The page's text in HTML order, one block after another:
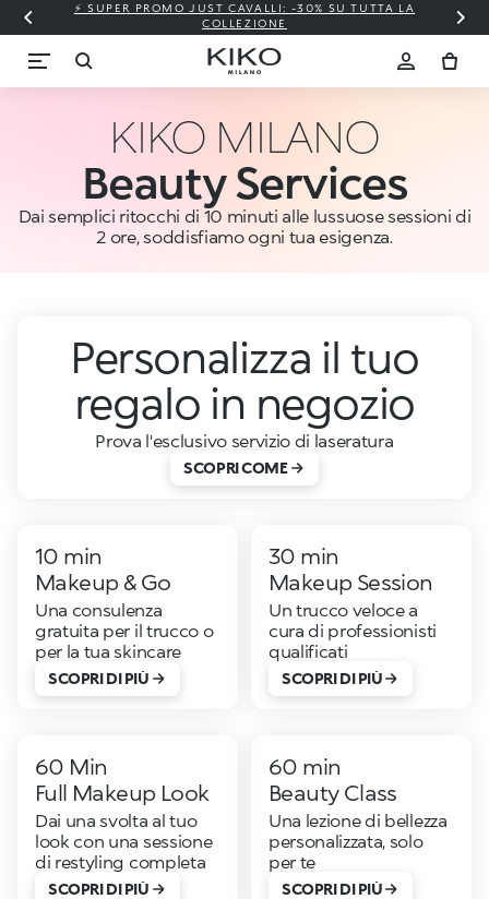
⚡ SUPER PROMO JUST CAVALLI: -30% SU TUTTA LA
COLLEZIONE
KIKO MILANO
Beauty Services
Dai semplici ritocchi di 10 minuti alle lussuose sessioni di
2 ore, soddisfiamo ogni tua esigenza.
Personalizza il tuo
regalo in negozio
Prova l'esclusivo servizio di laseratura
SCOPRI COME
10 min
Makeup & Go
Una consulenza
gratuita per il trucco o
per la tua skincare
SCOPRI DI PIÙ
30 min
Makeup Session
Un trucco veloce a
cura di professionisti
qualificati
SCOPRI DI PIÙ
60 Min
Full Makeup Look
Dai una svolta al tuo
look con una sessione
di restyling completa
SCOPRI DI PIÙ
60 min
Beauty Class
Una lezione di bellezza
personalizzata, solo
per te
SCOPRI DI PIÙ